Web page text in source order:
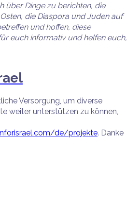
über Dinge zu berichten, die
die Diaspora und Juden auf
und hoffen, diese
euch informativ und helfen euch,
Versorgung, um diverse
weiter unterstützen zu können,
de/projekte. Danke